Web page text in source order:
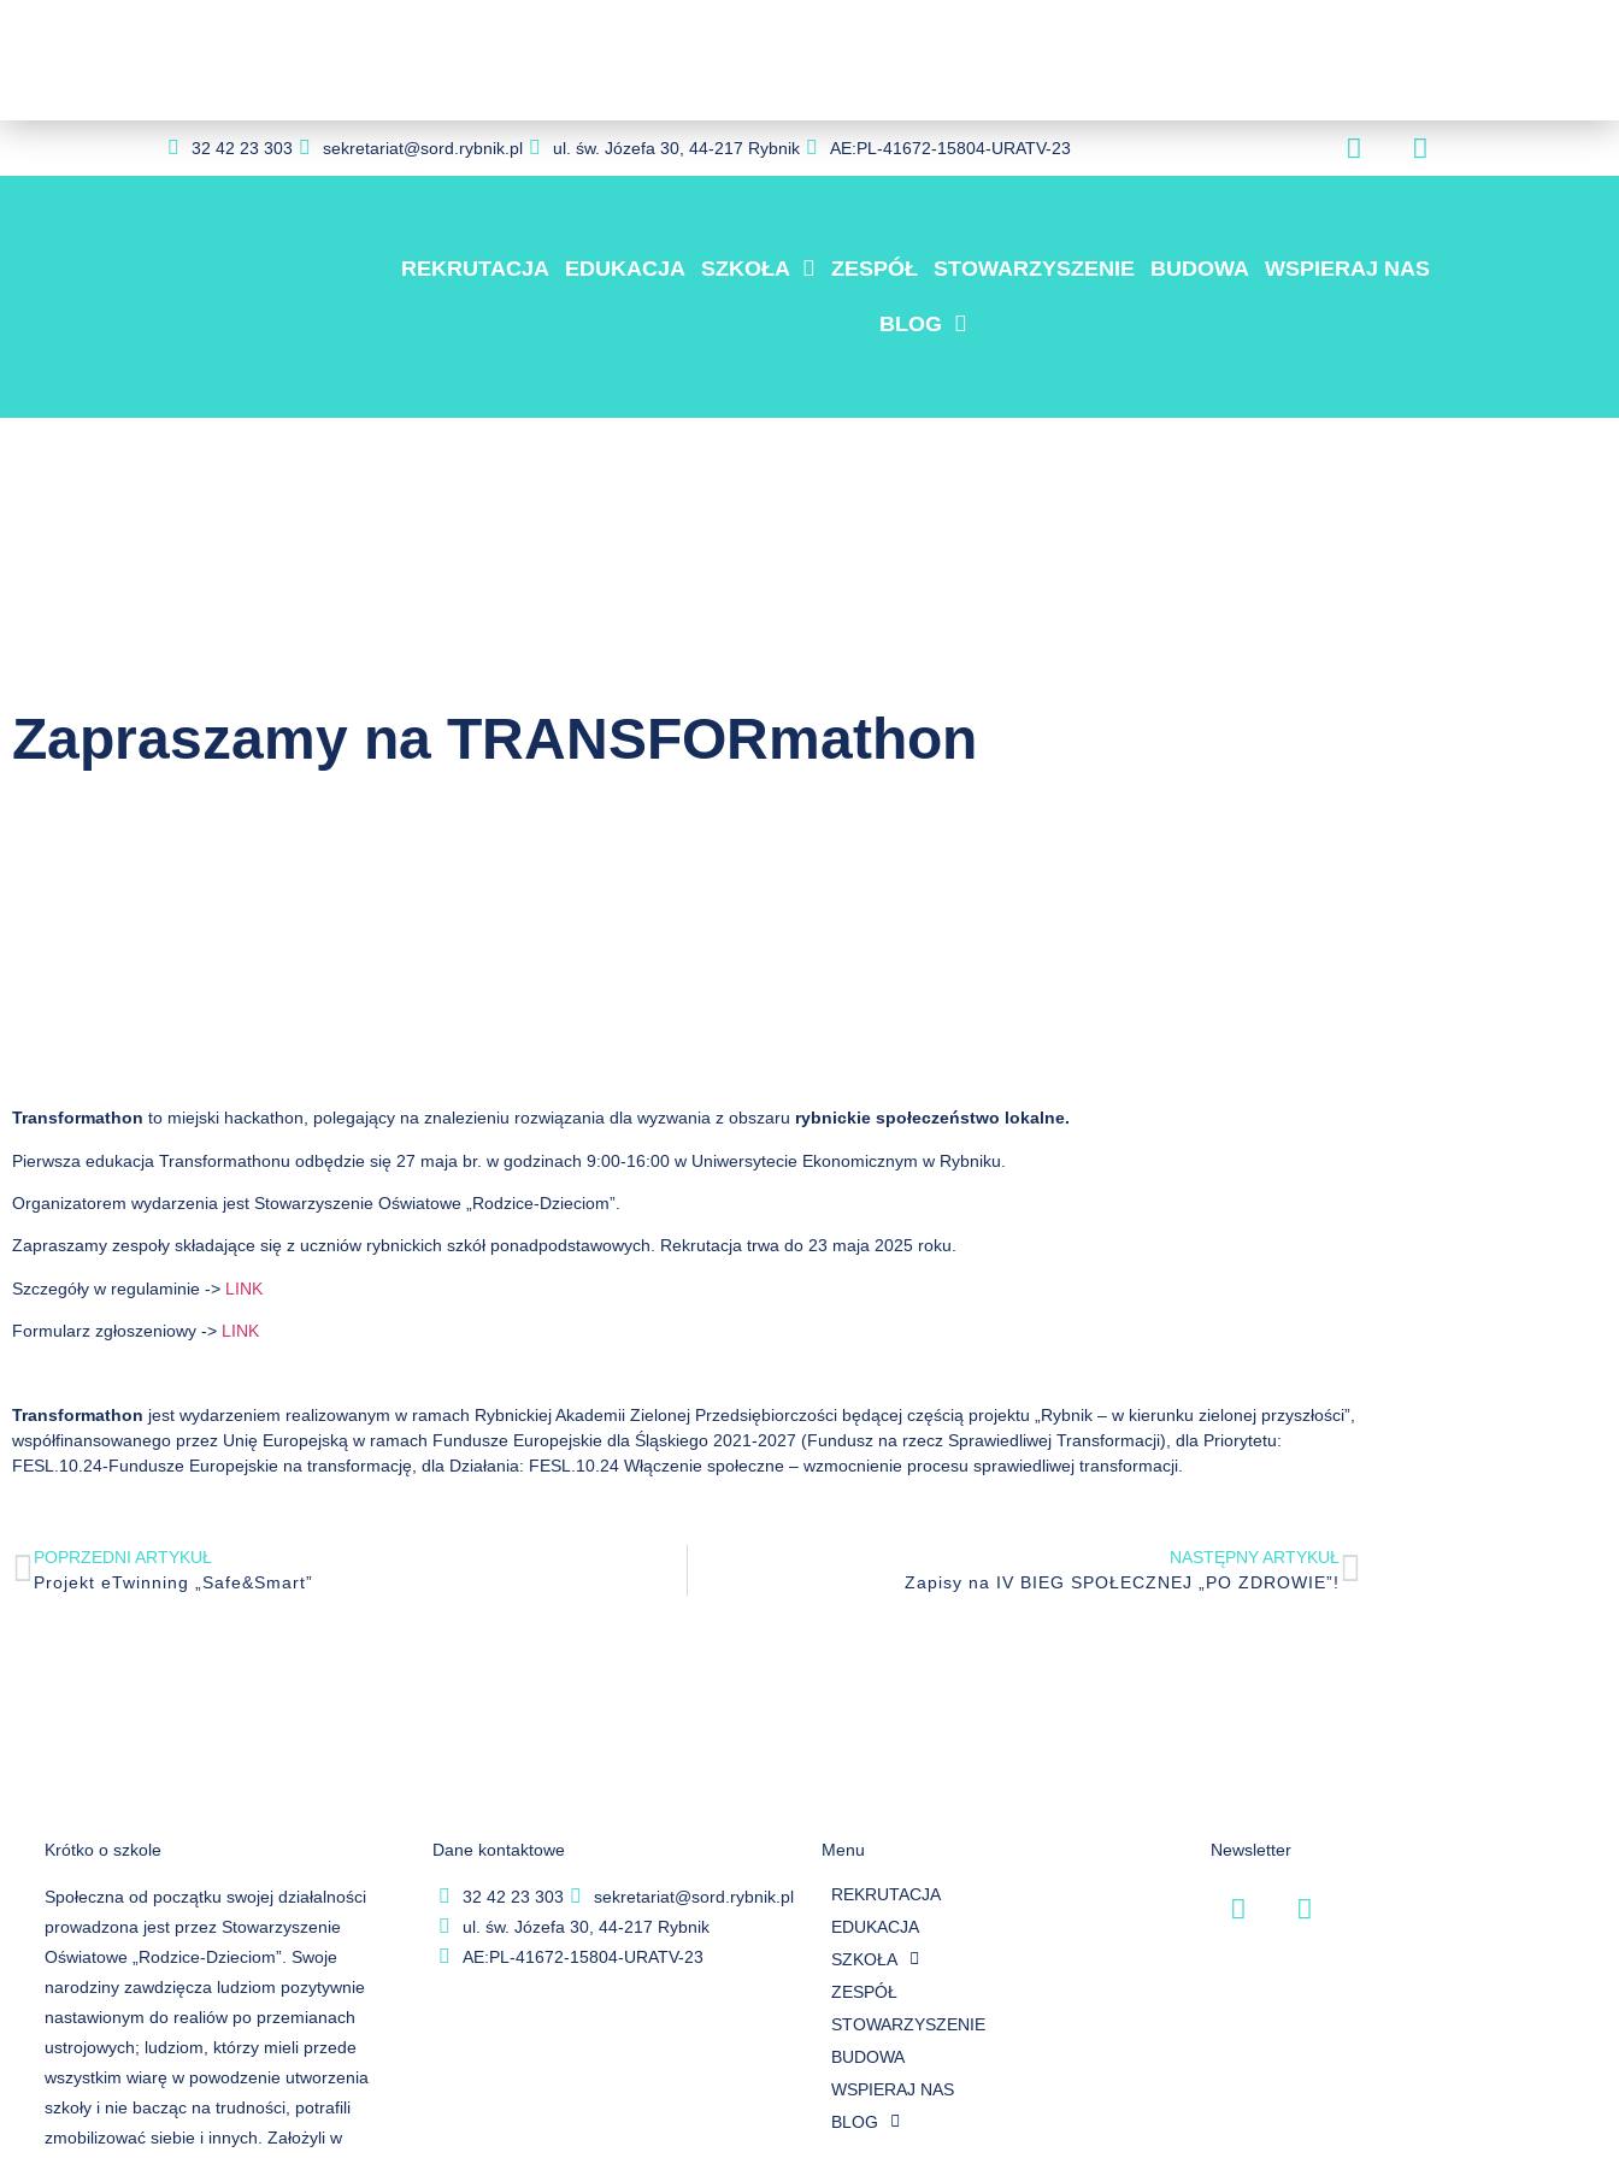
32 42 23 303 sekretariat@sord.rybnik.pl ul. św. Józefa 30, 44-217 Rybnik AE:PL-41672-15804-URATV-23
REKRUTACJA EDUKACJA SZKOŁA ZESPÓŁ STOWARZYSZENIE BUDOWA WSPIERAJ NAS
BLOG
Zapraszamy na TRANSFORmathon
Transformathon to miejski hackathon, polegający na znalezieniu rozwiązania dla wyzwania z obszaru rybnickie społeczeństwo lokalne.
Pierwsza edukacja Transformathonu odbędzie się 27 maja br. w godzinach 9:00-16:00 w Uniwersytecie Ekonomicznym w Rybniku.
Organizatorem wydarzenia jest Stowarzyszenie Oświatowe „Rodzice-Dzieciom”.
Zapraszamy zespoły składające się z uczniów rybnickich szkół ponadpodstawowych. Rekrutacja trwa do 23 maja 2025 roku.
Szczegóły w regulaminie -> LINK
Formularz zgłoszeniowy -> LINK
Transformathon jest wydarzeniem realizowanym w ramach Rybnickiej Akademii Zielonej Przedsiębiorczości będącej częścią projektu „Rybnik – w kierunku zielonej przyszłości”,
współfinansowanego przez Unię Europejską w ramach Fundusze Europejskie dla Śląskiego 2021-2027 (Fundusz na rzecz Sprawiedliwej Transformacji), dla Priorytetu:
FESL.10.24-Fundusze Europejskie na transformację, dla Działania: FESL.10.24 Włączenie społeczne – wzmocnienie procesu sprawiedliwej transformacji.
POPRZEDNI ARTYKUŁ
Projekt eTwinning „Safe&Smart”
NASTĘPNY ARTYKUŁ
Zapisy na IV BIEG SPOŁECZNEJ „PO ZDROWIE”!
Krótko o szkole
Społeczna od początku swojej działalności
prowadzona jest przez Stowarzyszenie
Oświatowe „Rodzice-Dzieciom”. Swoje
narodziny zawdzięcza ludziom pozytywnie
nastawionym do realiów po przemianach
ustrojowych; ludziom, którzy mieli przede
wszystkim wiarę w powodzenie utworzenia
szkoły i nie bacząc na trudności, potrafili
zmobilizować siebie i innych. Założyli w
Dane kontaktowe
32 42 23 303
sekretariat@sord.rybnik.pl
ul. św. Józefa 30, 44-217 Rybnik
AE:PL-41672-15804-URATV-23
Menu
REKRUTACJA
EDUKACJA
SZKOŁA
ZESPÓŁ
STOWARZYSZENIE
BUDOWA
WSPIERAJ NAS
BLOG
Newsletter